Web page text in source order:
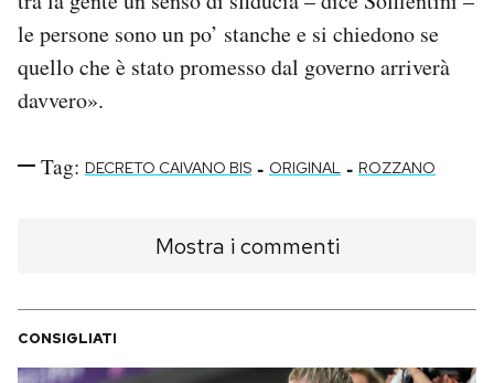
le persone sono un po’ stanche e si chiedono se
quello che è stato promesso dal governo arriverà
davvero».
Tag: DECRETO CAIVANO BIS - ORIGINAL - ROZZANO
Mostra i commenti
CONSIGLIATI